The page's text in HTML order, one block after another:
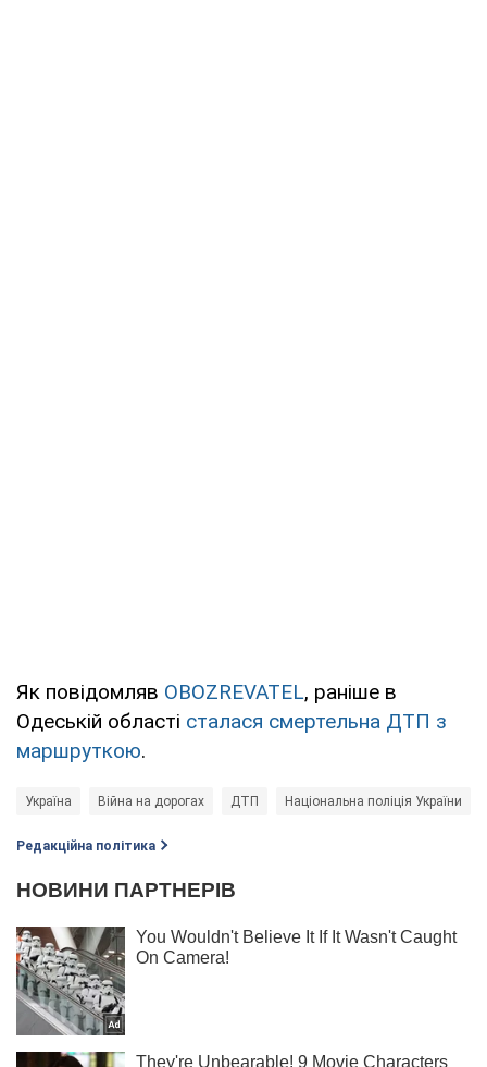
Як повідомляв OBOZREVATEL, раніше в
Одеській області сталася смертельна ДТП з
маршруткою.
Україна Війна на дорогах ДТП Національна поліція України
Редакційна політика